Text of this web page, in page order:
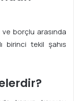
borçlu arasında
birinci tekil şahıs